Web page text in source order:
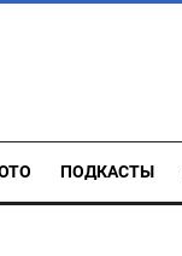
ПОДКАСТЫ